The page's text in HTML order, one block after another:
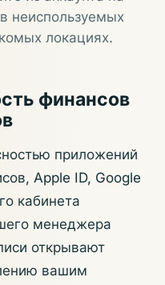
неиспользуемых
локациях.
финансов
приложений
Apple ID, Google
кабинета
менеджера
открывают
вашим